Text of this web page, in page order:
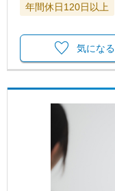
年間休日120日以上
気になる